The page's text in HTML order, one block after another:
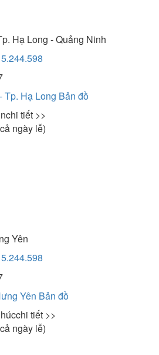
Hạ Long - Quảng Ninh
Tp. Hạ Long Bản đồ
chi tiết >>
ngày lễ)
Yên
Yên Bản đồ
chi tiết >>
ngày lễ)